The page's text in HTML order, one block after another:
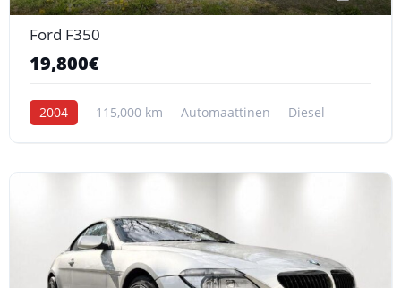
Ford F350
19,800€
2004 115,000 km Automaattinen Diesel